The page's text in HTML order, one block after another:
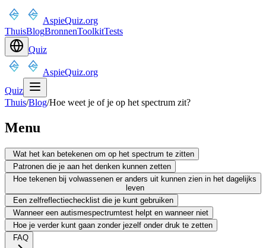
AspieQuiz.org
ThuisBlogBronnenToolkitTests
Quiz
AspieQuiz.org
Quiz
Thuis/Blog/Hoe weet je of je op het spectrum zit?
Menu
Wat het kan betekenen om op het spectrum te zitten
Patronen die je aan het denken kunnen zetten
Hoe tekenen bij volwassenen er anders uit kunnen zien in het dagelijks
leven
Een zelfreflectiechecklist die je kunt gebruiken
Wanneer een autismespectrumtest helpt en wanneer niet
Hoe je verder kunt gaan zonder jezelf onder druk te zetten
FAQ